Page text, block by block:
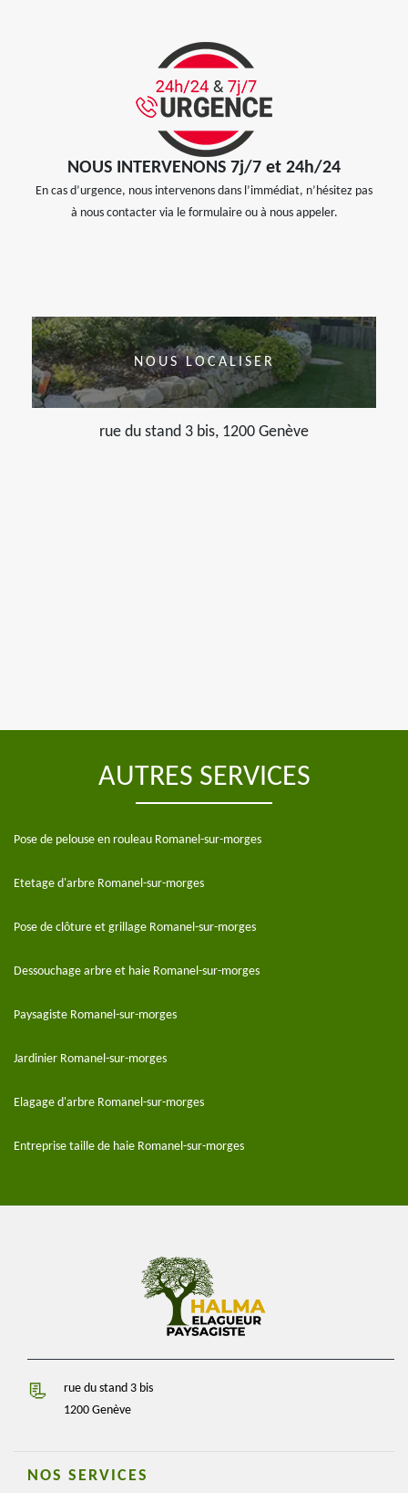
NOUS INTERVENONS 7j/7 et 24h/24
En cas d’urgence, nous intervenons dans l’immédiat, n’hésitez pas
à nous contacter via le formulaire ou à nous appeler.
NOUS LOCALISER
rue du stand 3 bis, 1200 Genève
AUTRES SERVICES
Pose de pelouse en rouleau Romanel-sur-morges
Etetage d'arbre Romanel-sur-morges
Pose de clôture et grillage Romanel-sur-morges
Dessouchage arbre et haie Romanel-sur-morges
Paysagiste Romanel-sur-morges
Jardinier Romanel-sur-morges
Elagage d'arbre Romanel-sur-morges
Entreprise taille de haie Romanel-sur-morges
rue du stand 3 bis
1200 Genève
NOS SERVICES